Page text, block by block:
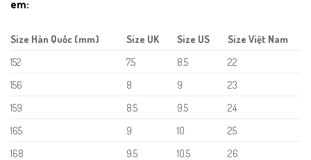
em:
Size Hàn Quốc (mm) Size UK Size US
Size Việt Nam
152
7.5 8.5
22
156
8 9
23
159
8.5 9.5
24
165
9 10
25
168
9.5 10.5
26